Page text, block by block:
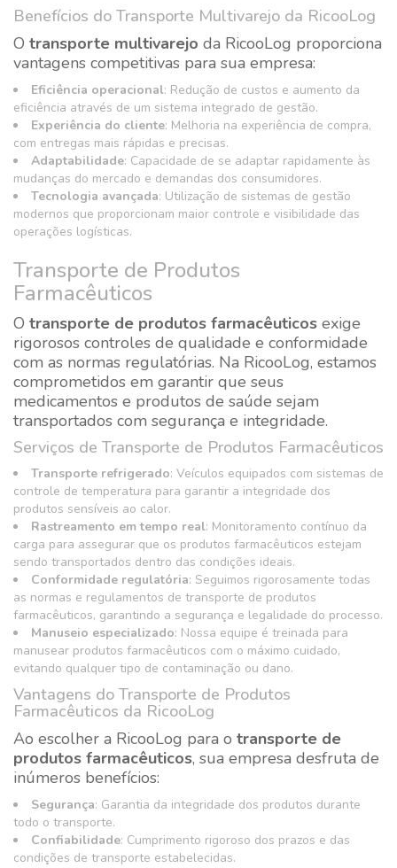
Benefícios do Transporte Multivarejo da RicooLog
O transporte multivarejo da RicooLog proporciona
vantagens competitivas para sua empresa:
Eficiência operacional: Redução de custos e aumento da
eficiência através de um sistema integrado de gestão.
Experiência do cliente: Melhoria na experiência de compra,
com entregas mais rápidas e precisas.
Adaptabilidade: Capacidade de se adaptar rapidamente às
mudanças do mercado e demandas dos consumidores.
Tecnologia avançada: Utilização de sistemas de gestão
modernos que proporcionam maior controle e visibilidade das
operações logísticas.
Transporte de Produtos
Farmacêuticos
O transporte de produtos farmacêuticos exige
rigorosos controles de qualidade e conformidade
com as normas regulatórias. Na RicooLog, estamos
comprometidos em garantir que seus
medicamentos e produtos de saúde sejam
transportados com segurança e integridade.
Serviços de Transporte de Produtos Farmacêuticos
Transporte refrigerado: Veículos equipados com sistemas de
controle de temperatura para garantir a integridade dos
produtos sensíveis ao calor.
Rastreamento em tempo real: Monitoramento contínuo da
carga para assegurar que os produtos farmacêuticos estejam
sendo transportados dentro das condições ideais.
Conformidade regulatória: Seguimos rigorosamente todas
as normas e regulamentos de transporte de produtos
farmacêuticos, garantindo a segurança e legalidade do processo.
Manuseio especializado: Nossa equipe é treinada para
manusear produtos farmacêuticos com o máximo cuidado,
evitando qualquer tipo de contaminação ou dano.
Vantagens do Transporte de Produtos
Farmacêuticos da RicooLog
Ao escolher a RicooLog para o transporte de
produtos farmacêuticos, sua empresa desfruta de
inúmeros benefícios:
Segurança: Garantia da integridade dos produtos durante
todo o transporte.
Confiabilidade: Cumprimento rigoroso dos prazos e das
condições de transporte estabelecidas.